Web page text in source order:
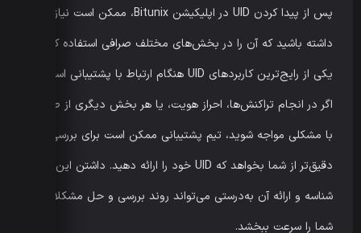
پس از پیدا کردن UID در اپلیکیشن Bitunix، ممکن است نیاز
داشته باشید که آن را در بخش‌های مختلف صرافی استفاده کنید.
یکی از رایج‌ترین کاربردهای UID هنگام ارتباط با پشتیبانی است.
اگر در انجام تراکنش‌ها، احراز هویت، یا هر بخش دیگری از صرافی
با مشکلی مواجه شوید، تیم پشتیبانی ممکن است برای بررسی
دقیق‌تر از شما بخواهد که UID خود را ارائه دهید. داشتن این
شناسه و ارائه آن به‌درستی می‌تواند روند بررسی و حل مشکلات
شما را سرعت ببخشد.